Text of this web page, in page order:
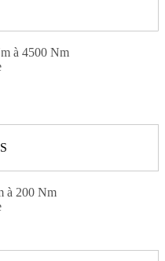
à 4500 Nm
à 200 Nm